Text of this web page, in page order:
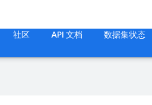
社区 API 文档 数据集状态